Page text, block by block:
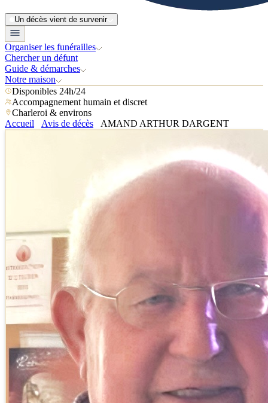
Un décès vient de survenir
Organiser les funérailles
Chercher un défunt
Guide & démarches
Notre maison
Disponibles 24h/24
Accompagnement humain et discret
Charleroi & environs
Accueil
Avis de décès AMAND ARTHUR DARGENT